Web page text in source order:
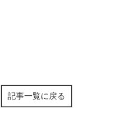
記事一覧に戻る